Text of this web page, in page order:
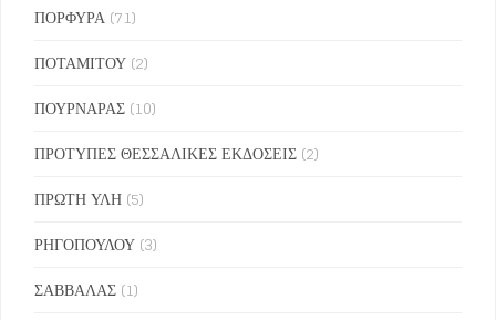
ΠΟΡΦΥΡΑ (71)
ΠΟΤΑΜΙΤΟΥ (2)
ΠΟΥΡΝΑΡΑΣ (10)
ΠΡΟΤΥΠΕΣ ΘΕΣΣΑΛΙΚΕΣ ΕΚΔΟΣΕΙΣ (2)
ΠΡΩΤΗ ΥΛΗ (5)
ΡΗΓΟΠΟΥΛΟΥ (3)
ΣΑΒΒΑΛΑΣ (1)